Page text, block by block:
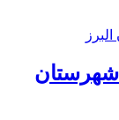
شهرستان